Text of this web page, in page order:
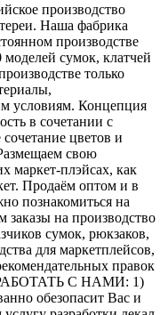
производство
Наша фабрика
производстве
сумок, клатчей
только
условиям. Концепция
в сочетании с
цветов и
свою
маркет-плэйсах, как
Продаём оптом и в
познакомиться на
на производство
сумок, рюкзаков,
для маркетплейсов,
правок
С НАМИ: 1)
обезопасит Вас и